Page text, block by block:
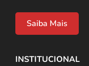
Saiba Mais
INSTITUCIONAL